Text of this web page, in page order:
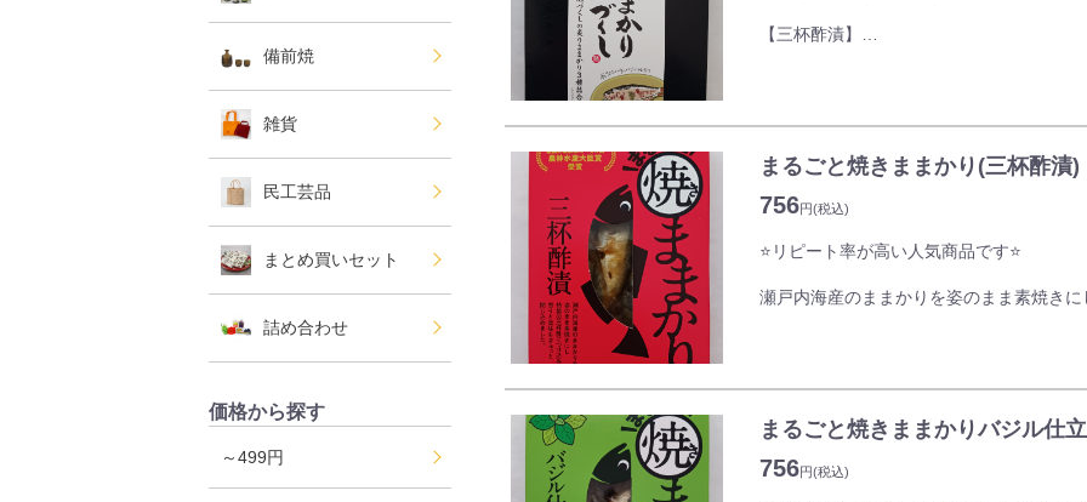
備前焼
雑貨
民工芸品
まとめ買いセット
詰め合わせ
価格から探す
～499円
【三杯酢漬】
瀬戸内海産のままかりを姿のまま素焼き
【バジル仕立て】
瀬戸内海産のままかりを姿のまま素焼きに
バジルの香りをまとわせ爽やかな風味の
まるごと焼きままかり(三杯酢漬)
756円(税込)
⭐リピート率が高い人気商品です⭐
瀬戸内海産のままかりを姿のまま素焼きに
まるごと焼きままかりバジル仕
756円(税込)